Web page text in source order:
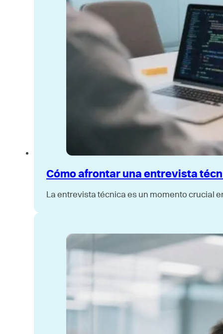
Cómo afrontar una entrevista
La entrevista técnica es un momento crucial